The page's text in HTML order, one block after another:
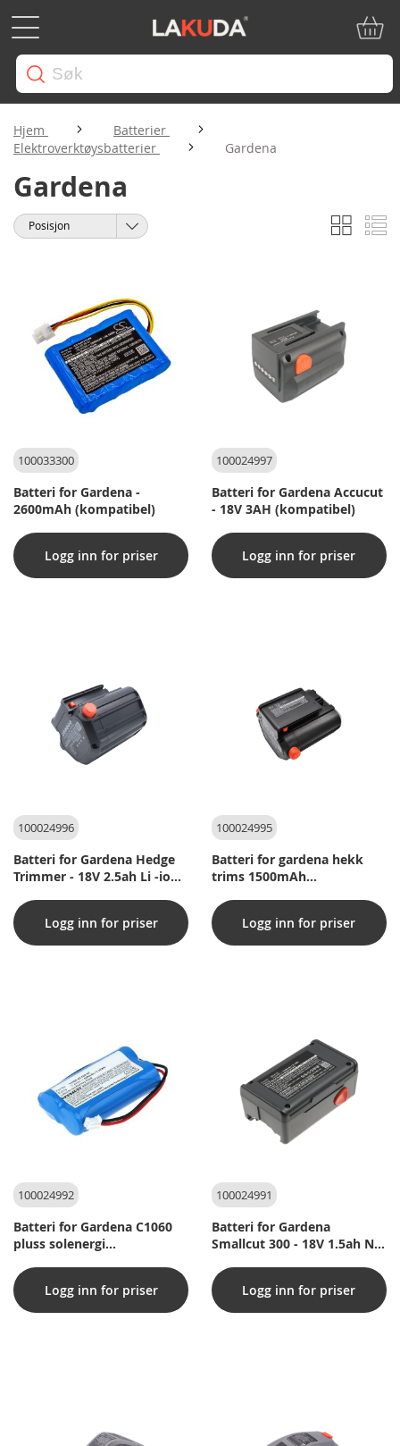
Hjem
Batterier
Elektroverktøysbatterier
Gardena
Gardena
Vise
som
Sorter
100033300
Batteri for Gardena -
2600mAh (kompatibel)
Logg inn for priser
100024997
Batteri for Gardena Accucut
- 18V 3AH (kompatibel)
Logg inn for priser
100024996
Batteri for Gardena Hedge
Trimmer - 18V 2.5ah Li -ion
Logg inn for priser
100024995
Batteri for gardena hekk
trims 1500mAh
Logg inn for priser
100024992
Batteri for Gardena C1060
pluss solenergi
Logg inn for priser
100024991
Batteri for Gardena
Smallcut 300 - 18V 1.5ah Ni -
Logg inn for priser